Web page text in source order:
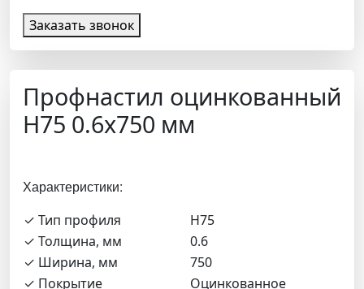
Заказать звонок
Профнастил оцинкованный
Н75 0.6х750 мм
Характеристики:
✓ Тип профиля
Н75
✓ Толщина, мм
0.6
✓ Ширина, мм
750
✓ Покрытие
Оцинкованное